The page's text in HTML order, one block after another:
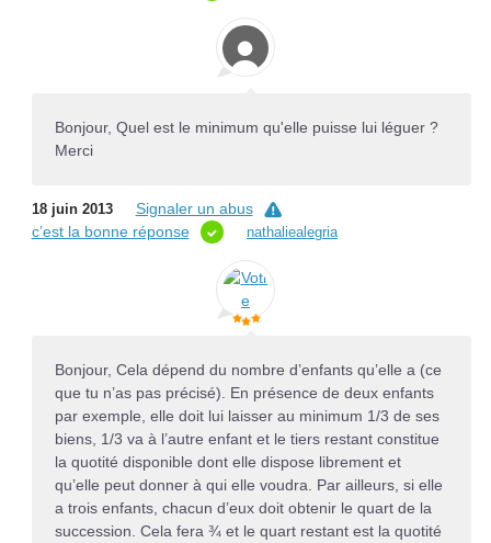
Bonjour, Quel est le minimum qu'elle puisse lui léguer ?
Merci
18 juin 2013
Signaler un abus
c’est la bonne réponse
nathaliealegria
Bonjour, Cela dépend du nombre d’enfants qu’elle a (ce
que tu n’as pas précisé). En présence de deux enfants
par exemple, elle doit lui laisser au minimum 1/3 de ses
biens, 1/3 va à l’autre enfant et le tiers restant constitue
la quotité disponible dont elle dispose librement et
qu’elle peut donner à qui elle voudra. Par ailleurs, si elle
a trois enfants, chacun d’eux doit obtenir le quart de la
succession. Cela fera ¾ et le quart restant est la quotité